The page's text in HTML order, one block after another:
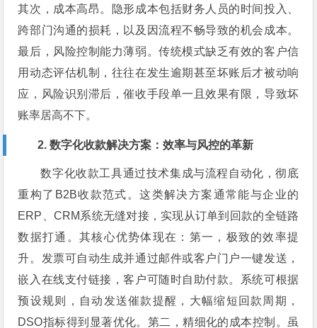
其次，成本高昂。隐形成本包括财务人员的时间投入、
跨部门沟通的损耗，以及因流程不畅导致的机会成本。
最后，风险控制能力薄弱。传统模式缺乏有效的客户信
用动态评估机制，往往在发生逾期甚至坏账后才被动响
应，风险识别滞后，催收手段单一且效果有限，导致坏
账率居高不下。
2. 数字化收款解决方案：效率与风控的革新
数字化收款工具通过技术集成与流程自动化，彻底
重构了B2B收款范式。这类解决方案通常能与企业的
ERP、CRM系统无缝对接，实现从订单到回款的全链路
数据打通。其核心优势体现在：第一，极致的效率提
升。发票可自动生成并通过邮件或客户门户一键发送，
嵌入在线支付链接，客户可随时自助付款。系统可根据
预设规则，自动发送催款提醒，大幅缩短回款周期，
DSO指标得到显著优化。第二，精细化的成本控制。虽